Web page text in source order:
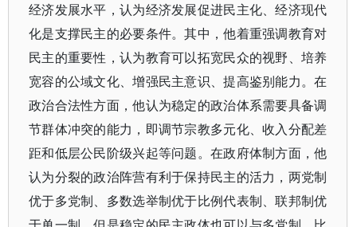
经济发展水平，认为经济发展促进民主化、经济现代
化是支撑民主的必要条件。其中，他着重强调教育对
民主的重要性，认为教育可以拓宽民众的视野、培养
宽容的公域文化、增强民主意识、提高鉴别能力。在
政治合法性方面，他认为稳定的政治体系需要具备调
节群体冲突的能力，即调节宗教多元化、收入分配差
距和低层公民阶级兴起等问题。在政府体制方面，他
认为分裂的政治阵营有利于保持民主的活力，两党制
优于多党制、多数选举制优于比例代表制、联邦制优